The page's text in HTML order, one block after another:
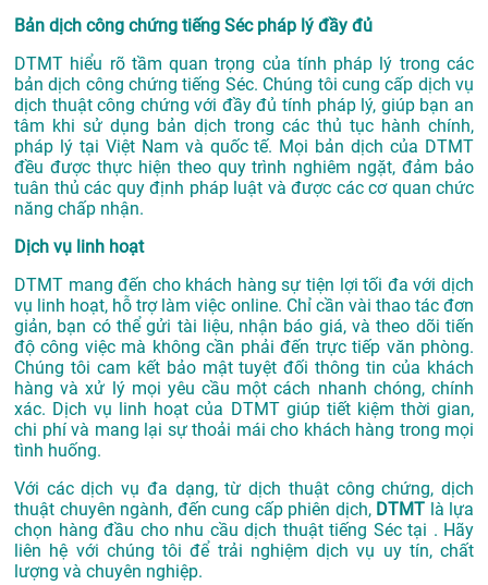
Bản dịch công chứng tiếng Séc pháp lý đầy đủ
DTMT hiểu rõ tầm quan trọng của tính pháp lý trong các
bản dịch công chứng tiếng Séc. Chúng tôi cung cấp dịch vụ
dịch thuật công chứng với đầy đủ tính pháp lý, giúp bạn an
tâm khi sử dụng bản dịch trong các thủ tục hành chính,
pháp lý tại Việt Nam và quốc tế. Mọi bản dịch của DTMT
đều được thực hiện theo quy trình nghiêm ngặt, đảm bảo
tuân thủ các quy định pháp luật và được các cơ quan chức
năng chấp nhận.
Dịch vụ linh hoạt
DTMT mang đến cho khách hàng sự tiện lợi tối đa với dịch
vụ linh hoạt, hỗ trợ làm việc online. Chỉ cần vài thao tác đơn
giản, bạn có thể gửi tài liệu, nhận báo giá, và theo dõi tiến
độ công việc mà không cần phải đến trực tiếp văn phòng.
Chúng tôi cam kết bảo mật tuyệt đối thông tin của khách
hàng và xử lý mọi yêu cầu một cách nhanh chóng, chính
xác. Dịch vụ linh hoạt của DTMT giúp tiết kiệm thời gian,
chi phí và mang lại sự thoải mái cho khách hàng trong mọi
tình huống.
Với các dịch vụ đa dạng, từ dịch thuật công chứng, dịch
thuật chuyên ngành, đến cung cấp phiên dịch, DTMT là lựa
chọn hàng đầu cho nhu cầu dịch thuật tiếng Séc tại . Hãy
liên hệ với chúng tôi để trải nghiệm dịch vụ uy tín, chất
lượng và chuyên nghiệp.